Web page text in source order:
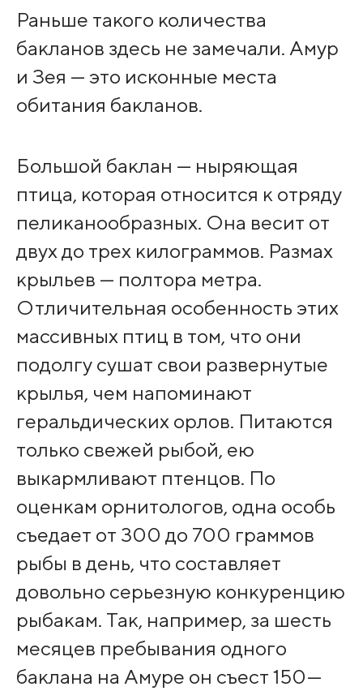
Раньше такого количества
бакланов здесь не замечали. Амур
и Зея — это исконные места
обитания бакланов.
Большой баклан — ныряющая
птица, которая относится к отряду
пеликанообразных. Она весит от
двух до трех килограммов. Размах
крыльев — полтора метра.
Отличительная особенность этих
массивных птиц в том, что они
подолгу сушат свои развернутые
крылья, чем напоминают
геральдических орлов. Питаются
только свежей рыбой, ею
выкармливают птенцов. По
оценкам орнитологов, одна особь
съедает от 300 до 700 граммов
рыбы в день, что составляет
довольно серьезную конкуренцию
рыбакам. Так, например, за шесть
месяцев пребывания одного
баклана на Амуре он съест 150—